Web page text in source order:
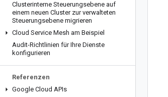
Clusterinterne Steuerungsebene auf
einem neuen Cluster zur verwalteten
Steuerungsebene migrieren
Cloud Service Mesh am Beispiel
Audit-Richtlinien für Ihre Dienste
konfigurieren
Referenzen
Google Cloud APIs